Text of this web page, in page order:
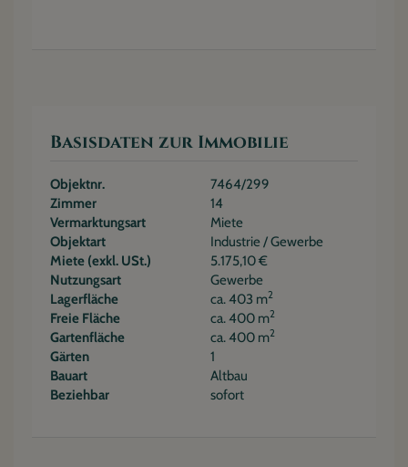
Basisdaten zur Immobilie
Objektnr.
7464/299
Zimmer
14
Vermarktungsart
Miete
Objektart
Industrie / Gewerbe
Miete (exkl. USt.)
5.175,10 €
Nutzungsart
Gewerbe
Lagerfläche
ca. 403 m2
Freie Fläche ca. 400 m2
Gartenfläche ca. 400 m2
Gärten
1
Bauart
Altbau
Beziehbar
sofort